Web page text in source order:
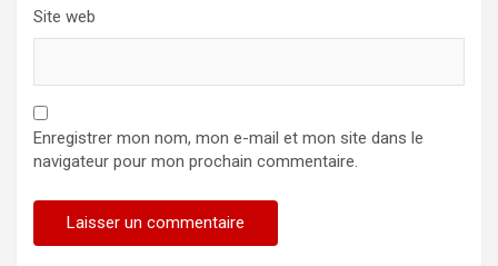
Site web
Enregistrer mon nom, mon e-mail et mon site dans le
navigateur pour mon prochain commentaire.